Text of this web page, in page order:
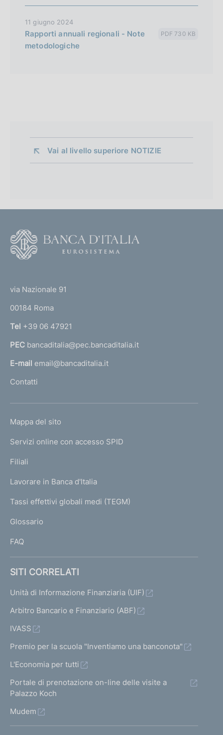
11 giugno 2024
Rapporti annuali regionali - Note
metodologiche
PDF 730 KB
Vai al livello superiore NOTIZIE
r
n
a
l
m
e
a
g
via Nazionale 91
00184 Roma
Tel +39 06 47921
PEC bancaditalia@pec.bancaditalia.it
E-mail email@bancaditalia.it
Contatti
L
N
K
T
I
I
Mappa del sito
Servizi online con accesso SPID
Filiali
Lavorare in Banca d'Italia
Tassi effettivi globali medi (TEGM)
Glossario
FAQ
SITI CORRELATI
Unità di Informazione Finanziaria (UIF)
Arbitro Bancario e Finanziario (ABF)
IVASS
Premio per la scuola "Inventiamo una banconota"
L'Economia per tutti
Portale di prenotazione on-line delle visite a
Palazzo Koch
Mudem